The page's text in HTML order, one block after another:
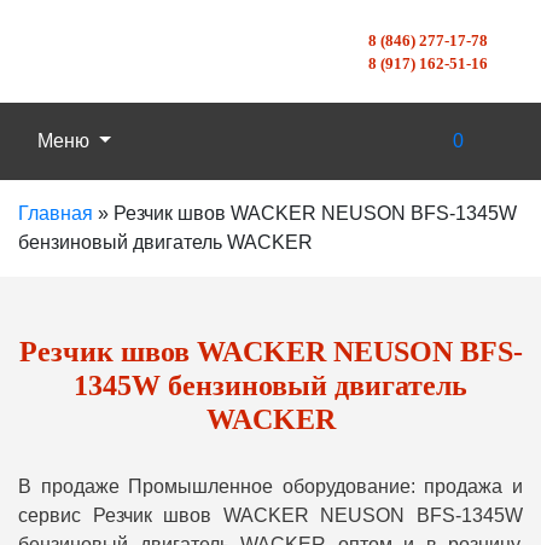
8 (846) 277-17-78
8 (917) 162-51-16
Меню 0
Главная » Резчик швов WACKER NEUSON BFS-1345W
бензиновый двигатель WACKER
Резчик швов WACKER NEUSON BFS-
1345W бензиновый двигатель
WACKER
В продаже Промышленное оборудование: продажа и
сервис Резчик швов WACKER NEUSON BFS-1345W